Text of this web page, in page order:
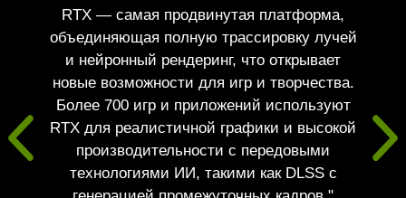
RTX — самая продвинутая платформа,
объединяющая полную трассировку лучей
и нейронный рендеринг, что открывает
новые возможности для игр и творчества.
Более 700 игр и приложений используют
RTX для реалистичной графики и высокой
производительности с передовыми
технологиями ИИ, такими как DLSS с